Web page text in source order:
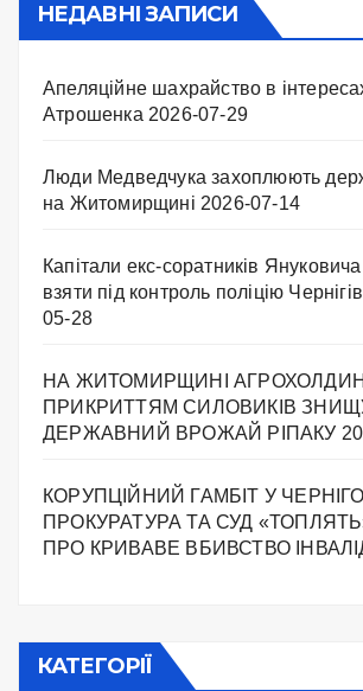
НЕДАВНІ ЗАПИСИ
Апеляційне шахрайство в
Атрошенка 2026-07-29
Люди Медведчука захоплюють
на Житомирщині 2026-07-14
Капітали екс-соратників
взяти під контроль поліцію
05-28
НА ЖИТОМИРЩИНІ
ПРИКРИТТЯМ СИЛОВИКІВ
ДЕРЖАВНИЙ ВРОЖАЙ РІПАКУ ​
КОРУПЦІЙНИЙ ГАМБІТ У
ПРОКУРАТУРА ТА СУД
ПРО КРИВАВЕ ВБИВСТВО
КАТЕГОРІЇ